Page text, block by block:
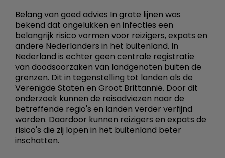
Belang van goed advies In grote lijnen was
bekend dat ongelukken en infecties een
belangrijk risico vormen voor reizigers, expats en
andere Nederlanders in het buitenland. In
Nederland is echter geen centrale registratie
van doodsoorzaken van landgenoten buiten de
grenzen. Dit in tegenstelling tot landen als de
Verenigde Staten en Groot Brittannië. Door dit
onderzoek kunnen de reisadviezen naar de
betreffende regio's en landen verder verfijnd
worden. Daardoor kunnen reizigers en expats de
risico's die zij lopen in het buitenland beter
inschatten.